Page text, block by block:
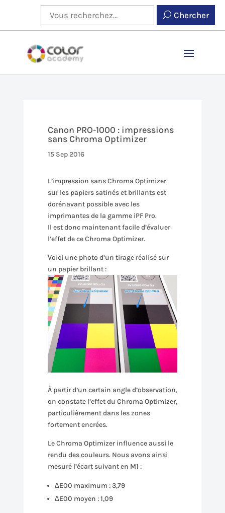
Chercher
Canon PRO-1000 : impressions
sans Chroma Optimizer
15 Sep 2016
L’impression sans Chroma Optimizer
sur les papiers satinés et brillants est
dorénavant possible avec les
imprimantes de la gamme iPF Pro.
Il est donc maintenant facile d’évaluer
l’effet de ce Chroma Optimizer.
Voici une photo d’un tirage réalisé sur
un papier brillant :
À partir d’un certain angle d’observation,
on constate l’effet du Chroma Optimizer,
particulièrement dans les zones
fortement encrées.
Le Chroma Optimizer influence aussi le
rendu des couleurs. Nous avons ainsi
mesuré l’écart suivant en M1 :
∆E00 maximum : 3,79
∆E00 moyen : 1,09